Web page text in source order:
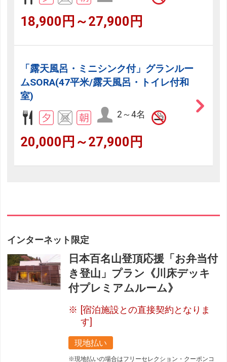
18,900円～27,900円
「露天風呂・ミニシンク付」グランルー
ムSORA(47平米/露天風呂・トイレ付和
室)
2～4名
20,000円～27,900円
インターネット限定
日本百名山登頂応援「お弁当付
き登山」プラン《川床デッキ
付プレミアムルーム》
[宿泊施設との直接契約となりま
す]
現地払い
※現地払いの場合はフリーセレクション・クーポンコ